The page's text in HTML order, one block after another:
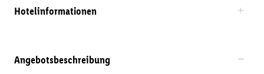
Hotelinformationen
Angebotsbeschreibung